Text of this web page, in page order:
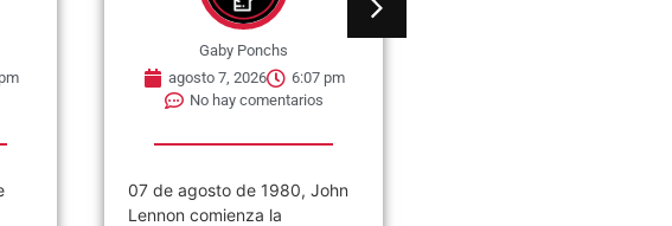
Gaby Ponchs
agosto 7, 2026
6:07 pm
No hay comentarios
07 de agosto de 1980, John
Lennon comienza la